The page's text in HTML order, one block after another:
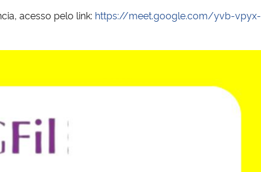
acesso pelo link: https://meet.google.com/yvb-vpyx-